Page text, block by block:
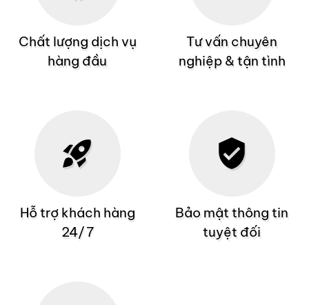
Chất lượng dịch vụ
hàng đầu
Tư vấn chuyên
nghiệp & tận tình
rocket_launch
Hỗ trợ khách hàng
24/7
verified_user
Bảo mật thông tin
tuyệt đối